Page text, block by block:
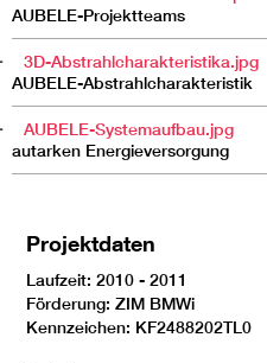
AUBELE-Projektteams
3D-Abstrahlcharakteristika.jpg
AUBELE-Abstrahlcharakteristik
AUBELE-Systemaufbau.jpg
autarken Energieversorgung
Projektdaten
Laufzeit: 2010 - 2011
Förderung: ZIM BMWi
Kennzeichen: KF2488202TL0